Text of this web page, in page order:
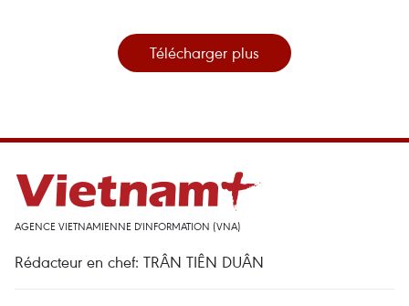
Télécharger plus
AGENCE VIETNAMIENNE D'INFORMATION (VNA)
Rédacteur en chef: TRÂN TIÊN DUÂN